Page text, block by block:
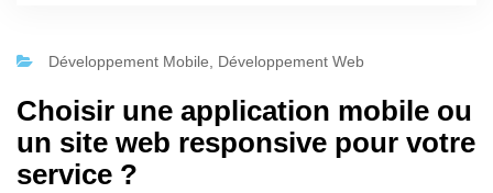
Développement Mobile Développement Web
Choisir une application mobile ou
un site web responsive pour votre
service ?